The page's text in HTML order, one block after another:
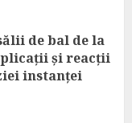
de bal de la
și reacții
instanței